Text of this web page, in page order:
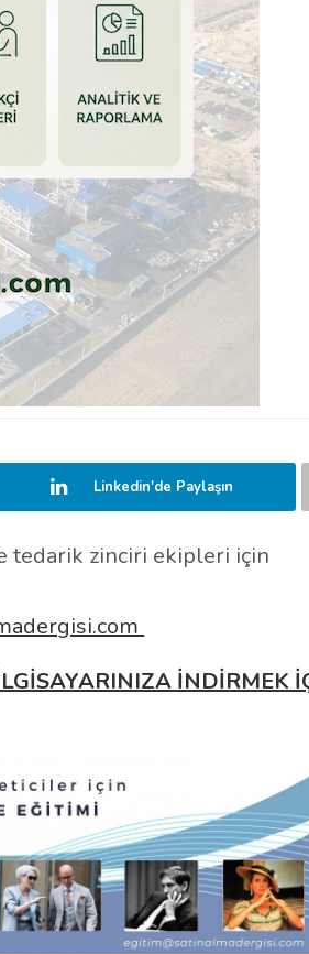
Linkedin'de Paylaşın
zinciri ekipleri için
İNDİRMEK